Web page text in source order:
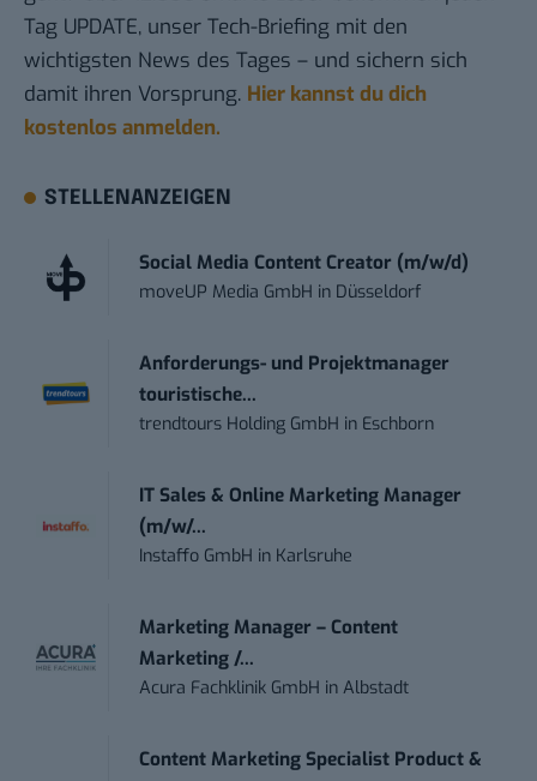
Tag UPDATE, unser Tech-Briefing mit den
wichtigsten News des Tages – und sichern sich
damit ihren Vorsprung. Hier kannst du dich
kostenlos anmelden.
STELLENANZEIGEN
Social Media Content Creator (m/w/d)
moveUP Media GmbH in Düsseldorf
Anforderungs- und Projektmanager
touristische...
trendtours Holding GmbH in Eschborn
IT Sales & Online Marketing Manager
(m/w/...
Instaffo GmbH in Karlsruhe
Marketing Manager – Content
Marketing /...
Acura Fachklinik GmbH inAlbstadt
Content Marketing Specialist Product &